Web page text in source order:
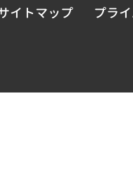
イトマップ プラ